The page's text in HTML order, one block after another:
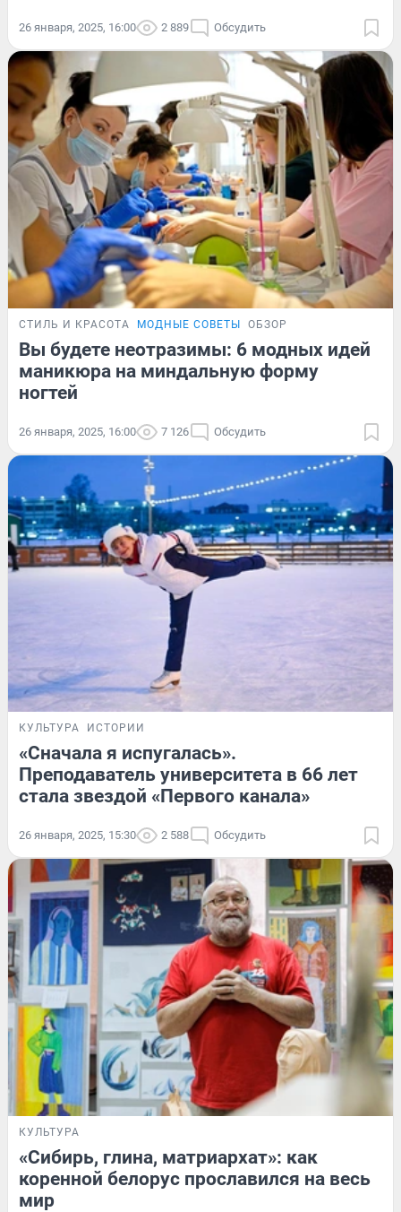
26 января, 2025, 16:00 2 889 Обсудить
СТИЛЬ И КРАСОТА МОДНЫЕ СОВЕТЫ ОБЗОР
Вы будете неотразимы: 6 модных идей
маникюра на миндальную форму
ногтей
26 января, 2025, 16:00 7 126 Обсудить
КУЛЬТУРА ИСТОРИИ
«Сначала я испугалась».
Преподаватель университета в 66 лет
стала звездой «Первого канала»
26 января, 2025, 15:30 2 588 Обсудить
КУЛЬТУРА
«Сибирь, глина, матриархат»: как
коренной белорус прославился на весь
мир